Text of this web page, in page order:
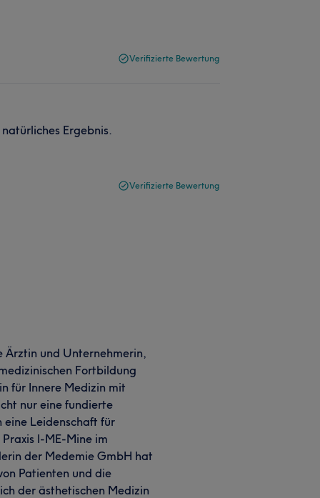
Verifizierte Bewertung
Ergebnis.
Verifizierte Bewertung
Ärztin und Unternehmerin,
Fortbildung
für Innere Medizin mit
nur eine fundierte
eine Leidenschaft für
I-ME-Mine im
der Medemie GmbH hat
Patienten und die
der ästhetischen Medizin